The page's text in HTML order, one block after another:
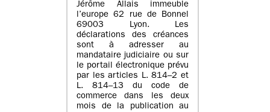
Jérôme Allais immeuble
l’europe 62 rue de Bonnel
69003 Lyon. Les
déclarations des créances
sont à adresser au
mandataire judiciaire ou sur
le portail électronique prévu
par les articles L. 814–2 et
L. 814–13 du code de
commerce dans les deux
mois de la publication au